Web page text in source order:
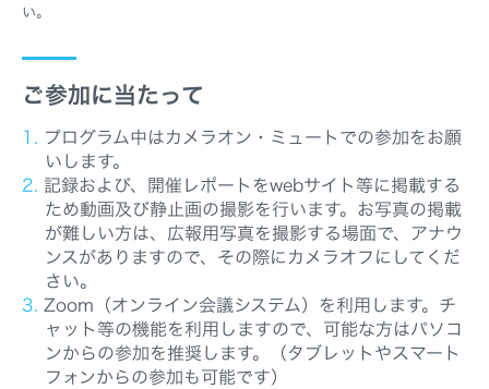
い。
ご参加に当たって
プログラム中はカメラオン・ミュートでの参加をお願
いします。
記録および、開催レポートをwebサイト等に掲載する
ため動画及び静止画の撮影を行います。お写真の掲載
が難しい方は、広報用写真を撮影する場面で、アナウ
ンスがありますので、その際にカメラオフにしてくだ
さい。
Zoom（オンライン会議システム）を利用します。チ
ャット等の機能を利用しますので、可能な方はパソコ
ンからの参加を推奨します。（タブレットやスマート
フォンからの参加も可能です）